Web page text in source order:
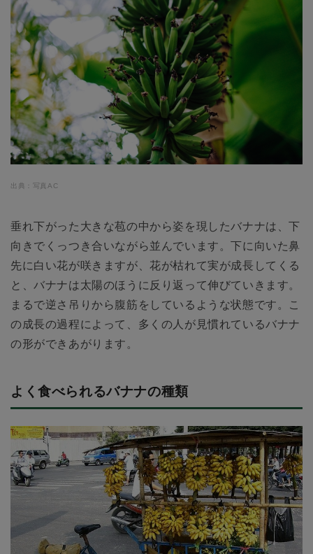
出典：写真AC
垂れ下がった大きな苞の中から姿を現したバナナは、下
向きでくっつき合いながら並んでいます。下に向いた鼻
先に白い花が咲きますが、花が枯れて実が成長してくる
と、バナナは太陽のほうに反り返って伸びていきます。
まるで逆さ吊りから腹筋をしているような状態です。こ
の成長の過程によって、多くの人が見慣れているバナナ
の形ができあがります。
よく食べられるバナナの種類